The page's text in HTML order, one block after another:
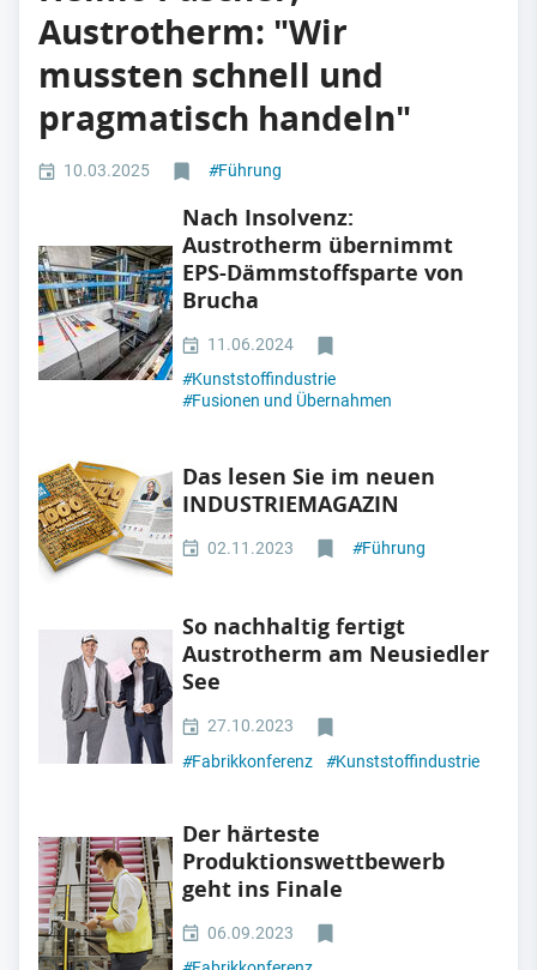
Austrotherm: "Wir
mussten schnell und
pragmatisch handeln"
10.03.2025 #Führung
Nach Insolvenz:
Austrotherm übernimmt
EPS-Dämmstoffsparte von
Brucha
11.06.2024
#Kunststoffindustrie
#Fusionen und Übernahmen
Das lesen Sie im neuen
INDUSTRIEMAGAZIN
02.11.2023 #Führung
So nachhaltig fertigt
Austrotherm am Neusiedler
See
27.10.2023
#Fabrikkonferenz #Kunststoffindustrie
Der härteste
Produktionswettbewerb
geht ins Finale
06.09.2023